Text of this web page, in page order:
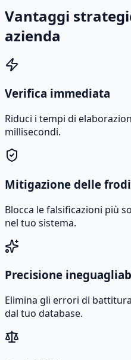
Vantaggi
azienda
Verifica immediata
Riduci i tempi di
millisecondi.
Mitigazione delle frodi
Blocca le falsificazioni più
nel tuo sistema.
Precisione
Elimina gli errori di
dal tuo database.